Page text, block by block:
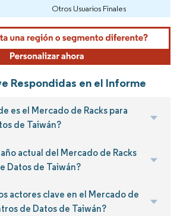
Otros Usuarios Finales
Respondidas en el Informe
es el Mercado de Racks para
de Taiwán?
actual del Mercado de Racks
Datos de Taiwán?
actores clave en el Mercado de
de Datos de Taiwán?